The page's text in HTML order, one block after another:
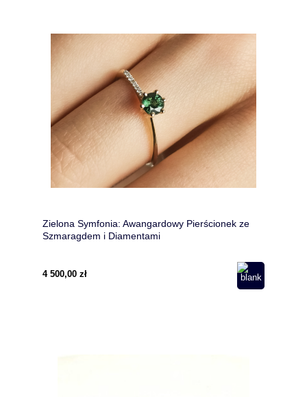
Zielona Symfonia: Awangardowy Pierścionek ze
Szmaragdem i Diamentami
4 500,00 zł